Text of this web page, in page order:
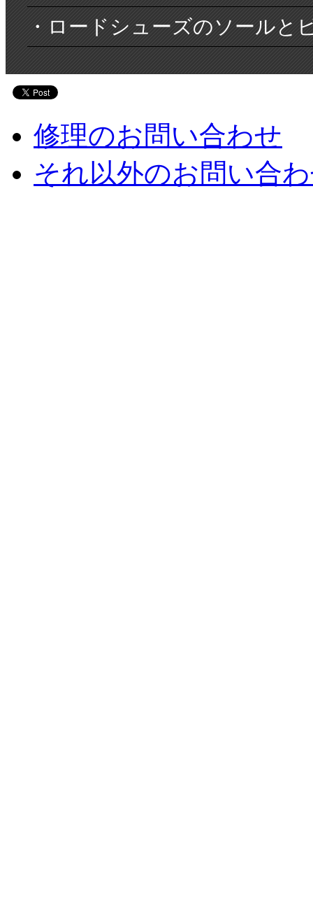
・ロードシューズのソールと
修理のお問い合わせ
それ以外のお問い合